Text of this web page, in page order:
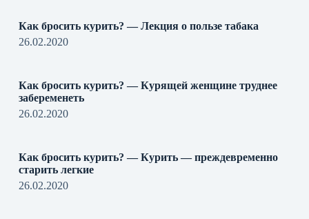
Как бросить курить? — Лекция о пользе табака
26.02.2020
Как бросить курить? — Курящей женщине труднее
забеременеть
26.02.2020
Как бросить курить? — Курить — преждевременно
старить легкие
26.02.2020